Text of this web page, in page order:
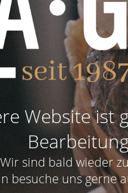
Website ist
Wir sind bald wieder
besuche uns gerne